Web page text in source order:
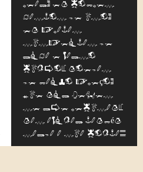
real, em cobres
gastos de uso,
em pratas
suspeitas de
liga e falso
cunho; moedas
de baixo preço,
que mil vezes
se lhe recusam;
mas afinal também
salda a sua conta.